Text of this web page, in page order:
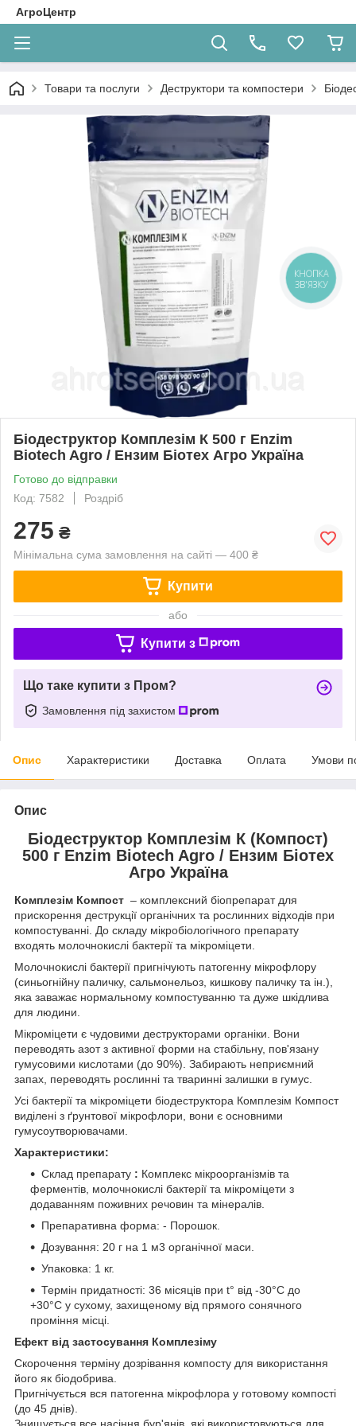
АгроЦентр
Товари та послуги Деструктори та компостери
Біодеструктор Комплезім К 500 г Enzim
Biotech Agro / Ензим Біотех Агро Україна
Готово до відправки
Код: 7582
Роздріб
275 ₴
Мінімальна сума замовлення на сайті — 400 ₴
Купити
або
Купити з
Що таке купити з Пром?
Замовлення під захистом
Опис Характеристики Доставка Оплата Умови
Опис
Біодеструктор Комплезім К (Компост)
500 г Enzim Biotech Agro / Ензим Біотех
Агро Україна
Комплезім Компост – комплексний біопрепарат для
прискорення деструкції органічних та рослинних відходів при
компостуванні. До складу мікробіологічного препарату
входять молочнокислі бактерії та мікроміцети.
Молочнокислі бактерії пригнічують патогенну мікрофлору
(синьогнійну паличку, сальмонельоз, кишкову паличку та ін.),
яка заважає нормальному компостуванню та дуже шкідлива
для людини.
Мікроміцети є чудовими деструкторами органіки. Вони
переводять азот з активної форми на стабільну, пов'язану
гумусовими кислотами (до 90%). Забирають неприємний
запах, переводять рослинні та тваринні залишки в гумус.
Усі бактерії та мікроміцети біодеструктора Комплезім Компост
виділені з ґрунтової мікрофлори, вони є основними
гумусоутворювачами.
Характеристики:
Склад препарату : Комплекс мікроорганізмів та
ферментів, молочнокислі бактерії та мікроміцети з
додаванням поживних речовин та мінералів.
Препаративна форма: - Порошок.
Дозування: 20 г на 1 м3 органічної маси.
Упаковка: 1 кг.
Термін придатності: 36 місяців при t° від -30°С до
+30°С у сухому, захищеному від прямого сонячного
проміння місці.
Ефект від застосування Комплезіму
Скорочення терміну дозрівання компосту для використання
його як біодобрива.
Пригнічується вся патогенна мікрофлора у готовому компості
(до 45 днів).
КНОПКА
ЗВ'ЯЗКУ